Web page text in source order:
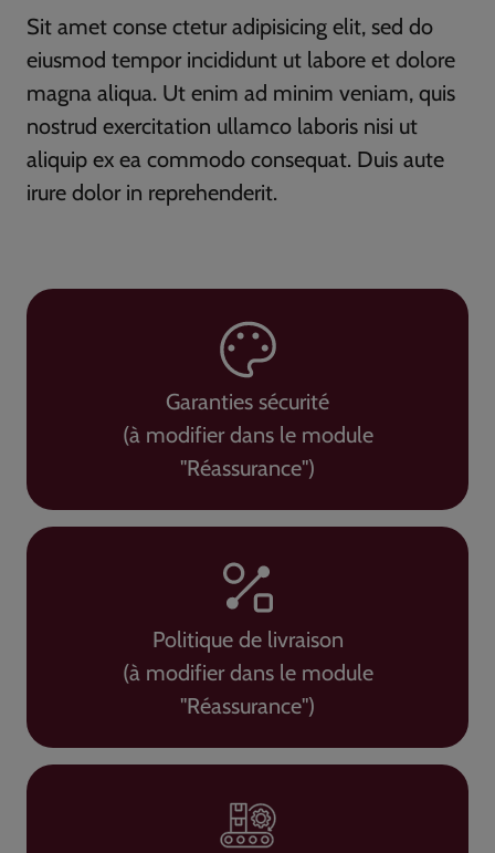
Sit amet conse ctetur adipisicing elit, sed do
eiusmod tempor incididunt ut labore et dolore
magna aliqua. Ut enim ad minim veniam, quis
nostrud exercitation ullamco laboris nisi ut
aliquip ex ea commodo consequat. Duis aute
irure dolor in reprehenderit.
Garanties sécurité
(à modifier dans le module
"Réassurance")
Politique de livraison
(à modifier dans le module
"Réassurance")